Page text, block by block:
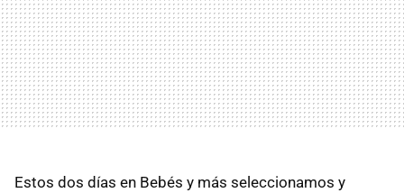
Estos dos días en Bebés y más seleccionamos y